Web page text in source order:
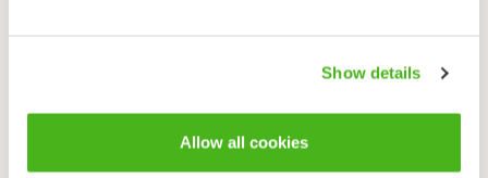
Show details
Allow all cookies
Ruotsalainen kasvitieteilijä ja nykyaikaisen tieteellisen
nimistön kehittäjä Carl von Linné havaitsi jo 1700-